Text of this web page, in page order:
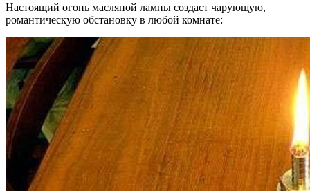
Настоящий огонь масляной лампы создаст чарующую,
романтическую обстановку в любой комнате: